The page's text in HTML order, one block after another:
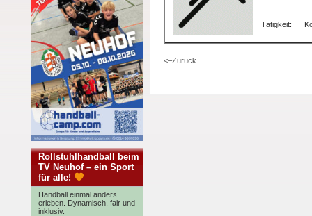
Rollstuhlhandball beim
TV Neuhof – ein Sport
für alle!
Handball einmal anders
erleben. Dynamisch, fair und
inklusiv.
Tätigkeit:
<–Zurück